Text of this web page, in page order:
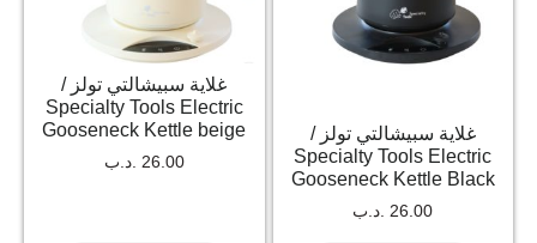
غلاية سبيشالتي تولز /
Specialty Tools Electric
Gooseneck Kettle Black
26.00 .د.ب
غلاية سبيشالتي تولز /
Specialty Tools Electric
Gooseneck Kettle beige
26.00 .د.ب